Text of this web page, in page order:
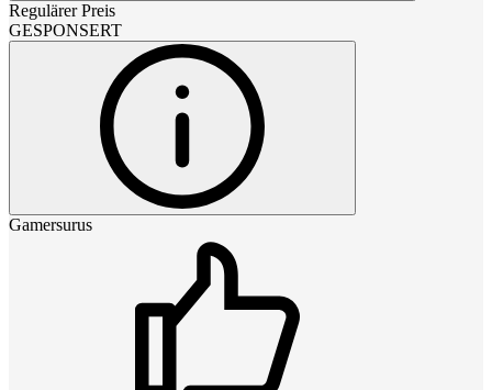
Regulärer Preis
GESPONSERT
Gamersurus